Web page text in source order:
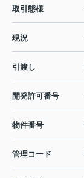
取引態様
現況
引渡し
開発許可番号
物件番号
管理コード